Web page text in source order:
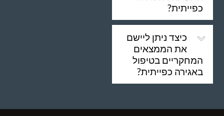
כפייתית?
כיצד ניתן ליישם
את הממצאים
המחקריים בטיפול
באגירה כפייתית?